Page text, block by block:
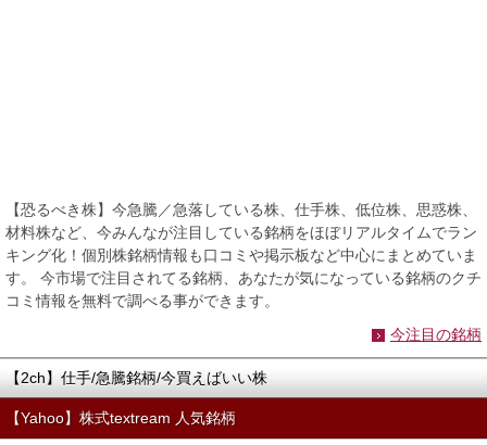
【恐るべき株】今急騰／急落している株、仕手株、低位株、思惑株、
材料株など、今みんなが注目している銘柄をほぼリアルタイムでラン
キング化！個別株銘柄情報も口コミや掲示板など中心にまとめていま
す。 今市場で注目されてる銘柄、あなたが気になっている銘柄のクチ
コミ情報を無料で調べる事ができます。
今注目の銘柄
【2ch】仕手/急騰銘柄/今買えばいい株
【Yahoo】株式textream 人気銘柄